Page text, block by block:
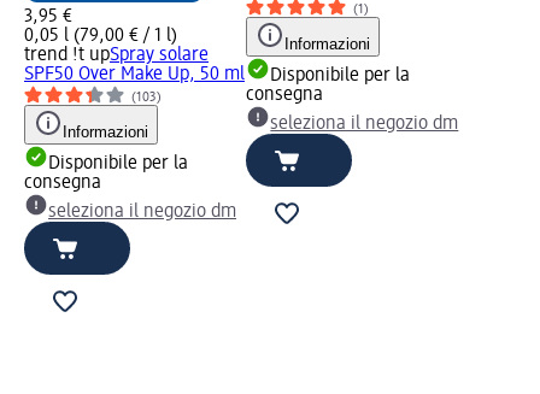
3,95 €
0,05 l (79,00 € / 1 l)
trend !t upSpray solare
SPF50 Over Make Up, 50 ml
(103)
Informazioni
Disponibile per la
consegna
seleziona il negozio dm
(1)
Informazioni
Disponibile per la
consegna
seleziona il negozio dm